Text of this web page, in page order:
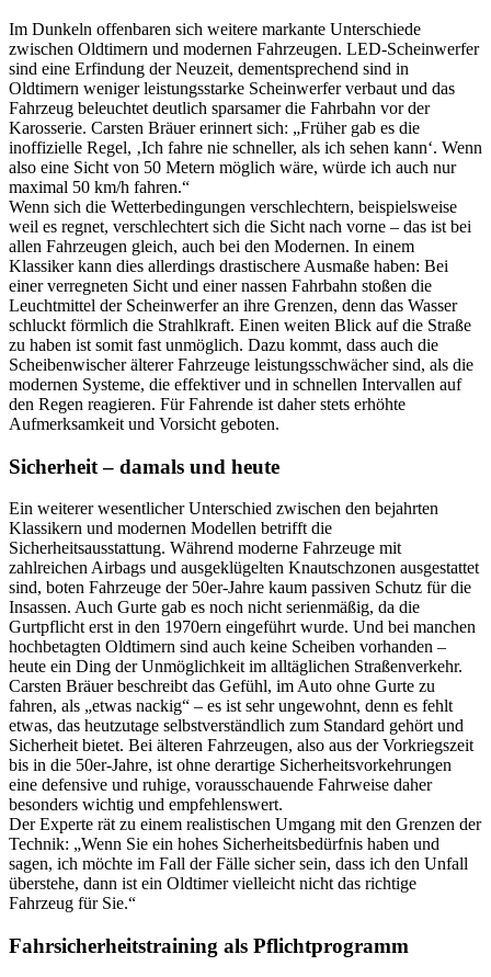
Im Dunkeln offenbaren sich weitere markante Unterschiede
zwischen Oldtimern und modernen Fahrzeugen. LED-Scheinwerfer
sind eine Erfindung der Neuzeit, dementsprechend sind in
Oldtimern weniger leistungsstarke Scheinwerfer verbaut und das
Fahrzeug beleuchtet deutlich sparsamer die Fahrbahn vor der
Karosserie. Carsten Bräuer erinnert sich: „Früher gab es die
inoffizielle Regel, ‚Ich fahre nie schneller, als ich sehen kann‘. Wenn
also eine Sicht von 50 Metern möglich wäre, würde ich auch nur
maximal 50 km/h fahren.“
Wenn sich die Wetterbedingungen verschlechtern, beispielsweise
weil es regnet, verschlechtert sich die Sicht nach vorne – das ist bei
allen Fahrzeugen gleich, auch bei den Modernen. In einem
Klassiker kann dies allerdings drastischere Ausmaße haben: Bei
einer verregneten Sicht und einer nassen Fahrbahn stoßen die
Leuchtmittel der Scheinwerfer an ihre Grenzen, denn das Wasser
schluckt förmlich die Strahlkraft. Einen weiten Blick auf die Straße
zu haben ist somit fast unmöglich. Dazu kommt, dass auch die
Scheibenwischer älterer Fahrzeuge leistungsschwächer sind, als die
modernen Systeme, die effektiver und in schnellen Intervallen auf
den Regen reagieren. Für Fahrende ist daher stets erhöhte
Aufmerksamkeit und Vorsicht geboten.
Sicherheit – damals und heute
Ein weiterer wesentlicher Unterschied zwischen den bejahrten
Klassikern und modernen Modellen betrifft die
Sicherheitsausstattung. Während moderne Fahrzeuge mit
zahlreichen Airbags und ausgeklügelten Knautschzonen ausgestattet
sind, boten Fahrzeuge der 50er-Jahre kaum passiven Schutz für die
Insassen. Auch Gurte gab es noch nicht serienmäßig, da die
Gurtpflicht erst in den 1970ern eingeführt wurde. Und bei manchen
hochbetagten Oldtimern sind auch keine Scheiben vorhanden –
heute ein Ding der Unmöglichkeit im alltäglichen Straßenverkehr.
Carsten Bräuer beschreibt das Gefühl, im Auto ohne Gurte zu
fahren, als „etwas nackig“ – es ist sehr ungewohnt, denn es fehlt
etwas, das heutzutage selbstverständlich zum Standard gehört und
Sicherheit bietet. Bei älteren Fahrzeugen, also aus der Vorkriegszeit
bis in die 50er-Jahre, ist ohne derartige Sicherheitsvorkehrungen
eine defensive und ruhige, vorausschauende Fahrweise daher
besonders wichtig und empfehlenswert.
Der Experte rät zu einem realistischen Umgang mit den Grenzen der
Technik: „Wenn Sie ein hohes Sicherheitsbedürfnis haben und
sagen, ich möchte im Fall der Fälle sicher sein, dass ich den Unfall
überstehe, dann ist ein Oldtimer vielleicht nicht das richtige
Fahrzeug für Sie.“
Fahrsicherheitstraining als Pflichtprogramm